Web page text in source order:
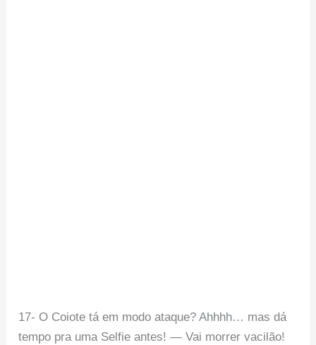
17- O Coiote tá em modo ataque? Ahhhh… mas dá
tempo pra uma Selfie antes! — Vai morrer vacilão!